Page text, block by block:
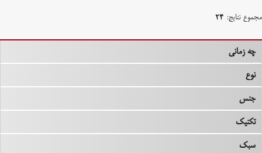
مجموع نتایج: ۲۴
چه زمانی
نوع
جنس
تکنیک
سبک